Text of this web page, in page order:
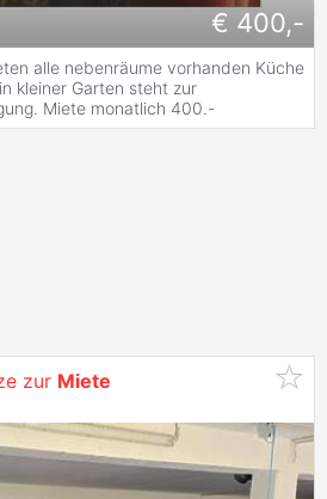
€ 400,-
alle nebenräume vorhanden Küche
kleiner Garten steht zur
Miete monatlich 400.-
zur Miete